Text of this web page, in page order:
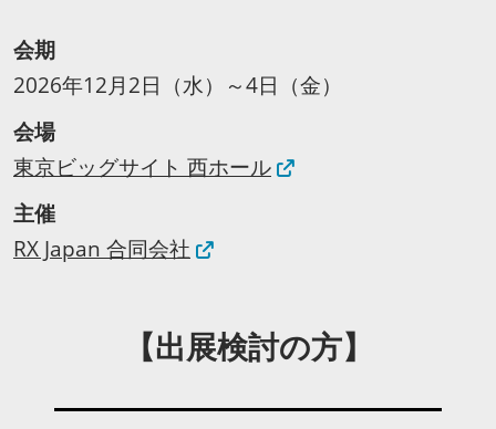
会期
2026年12月2日（水）～4日（金）
会場
東京ビッグサイト 西ホール
主催
RX Japan 合同会社
【出展検討の方】